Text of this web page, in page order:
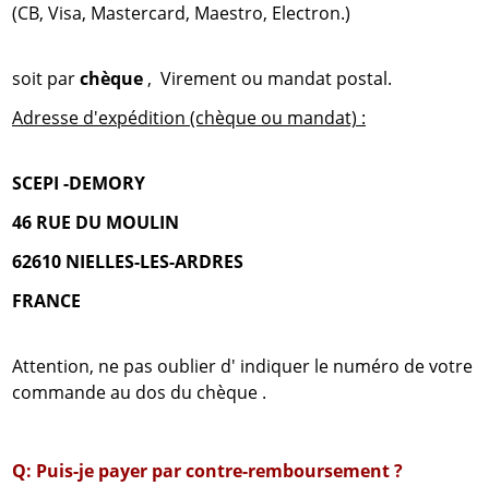
(CB, Visa, Mastercard, Maestro, Electron.)
soit parchèque , Virement ou mandat postal.
Adresse d'expédition (chèque ou mandat) :
SCEPI -DEMORY
46 RUE DU MOULIN
62610 NIELLES-LES-ARDRES
FRANCE
Attention, ne pas oublier d' indiquer le numéro de votre
commande au dos du chèque .
Q: Puis-je payer par contre-remboursement ?